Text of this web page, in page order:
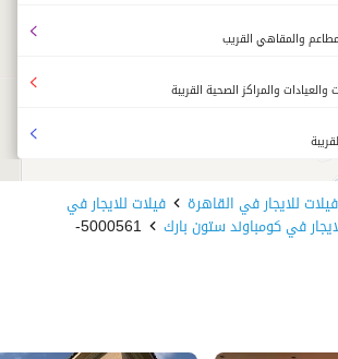
والمقاهي القريب
والمراكز الصحية القريبة
فيلات للايجار في القاهرة فيلات للايجار في
في كومباوند ستون بارك 5000561-